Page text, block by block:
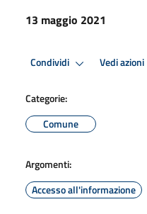
13 maggio 2021
Condividi Vedi azioni
Categorie:
Comune
Argomenti:
Accesso all'informazione